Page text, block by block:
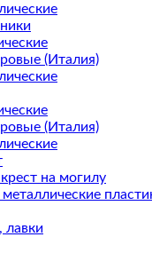
(Италия)
(Италия)
на могилу
лавки